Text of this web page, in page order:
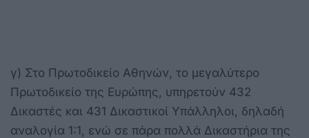
γ) Στο Πρωτοδικείο Αθηνών, το μεγαλύτερο
Πρωτοδικείο της Ευρώπης, υπηρετούν 432
Δικαστές και 431 Δικαστικοί Υπάλληλοι, δηλαδή
αναλογία 1:1, ενώ σε πάρα πολλά Δικαστήρια της